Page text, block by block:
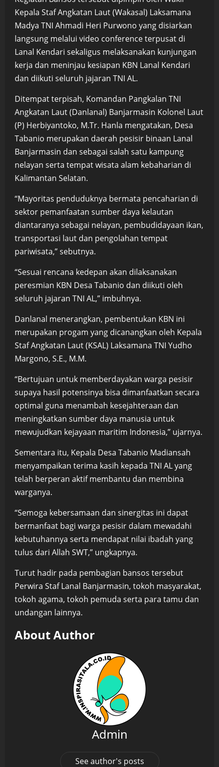
Kepala Staf Angkatan Laut (Wakasal) Laksamana
Madya TNI Ahmadi Heri Purwono yang disiarkan
langsung melalui video conference terpusat di
Lanal Kendari sekaligus melaksanakan kunjungan
kerja dan meninjau kesiapan KBN Lanal Kendari
dan diikuti seluruh jajaran TNI AL.
Ditempat terpisah, Komandan Pangkalan TNI
Angkatan Laut (Danlanal) Banjarmasin Kolonel Laut
(P) Herbiyantoko, M.Tr. Hanla mengatakan, Desa
Tabanio merupakan daerah pesisir binaan Lanal
Banjarmasin dan sebagai salah satu kampung
nelayan serta tempat wisata alam kebaharian di
Kalimantan Selatan.
“Mayoritas penduduknya bermata pencaharian di
sektor pemanfaatan sumber daya kelautan
diantaranya sebagai nelayan, pembudidayaan ikan,
transportasi laut dan pengolahan tempat
pariwisata,” sebutnya.
“Sesuai rencana kedepan akan dilaksanakan
peresmian KBN Desa Tabanio dan diikuti oleh
seluruh jajaran TNI AL,” imbuhnya.
Danlanal menerangkan, pembentukan KBN ini
merupakan progam yang dicanangkan oleh Kepala
Staf Angkatan Laut (KSAL) Laksamana TNI Yudho
Margono, S.E., M.M.
“Bertujuan untuk memberdayakan warga pesisir
supaya hasil potensinya bisa dimanfaatkan secara
optimal guna menambah kesejahteraan dan
meningkatkan sumber daya manusia untuk
mewujudkan kejayaan maritim Indonesia,” ujarnya.
Sementara itu, Kepala Desa Tabanio Madiansah
menyampaikan terima kasih kepada TNI AL yang
telah berperan aktif membantu dan membina
warganya.
“Semoga kebersamaan dan sinergitas ini dapat
bermanfaat bagi warga pesisir dalam mewadahi
kebutuhannya serta mendapat nilai ibadah yang
tulus dari Allah SWT,” ungkapnya.
Turut hadir pada pembagian bansos tersebut
Perwira Staf Lanal Banjarmasin, tokoh masyarakat,
tokoh agama, tokoh pemuda serta para tamu dan
undangan lainnya.
About Author
Admin
See author's posts